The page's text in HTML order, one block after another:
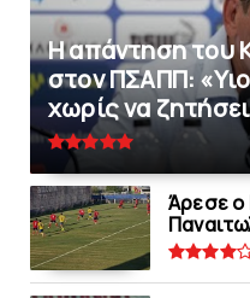
Η απάντηση του
στον ΠΣΑΠΠ:
χωρίς να
Άρεσε ο